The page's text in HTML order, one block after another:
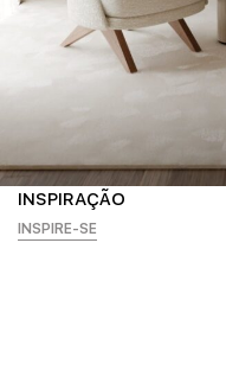
INSPIRAÇÃO
INSPIRE-SE